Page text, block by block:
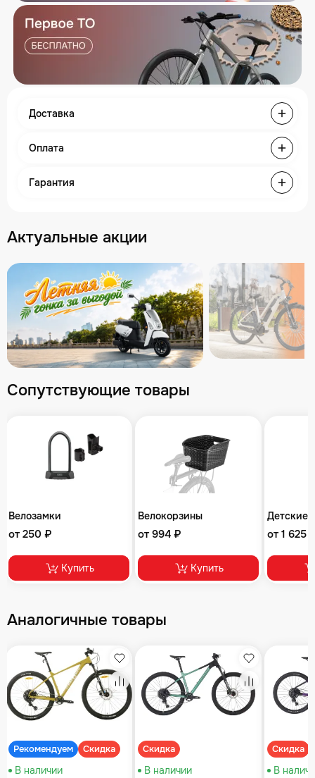
Доставка
Оплата
Гарантия
Актуальные акции
Сопутствующие товары
Велозамки
от 250 ₽
Купить
Велокорзины
от 994 ₽
Купить
Детские
от 1 625
Аналогичные товары
Рекомендуем Скидка
Избранное
Сравнение
В наличии
Скидка
Избранное
Сравнение
В наличии
Скидка
В